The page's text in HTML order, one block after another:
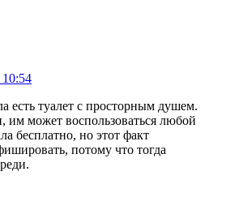
10:54
есть туалет с просторным душем.
им может воспользоваться любой
бесплатно, но этот факт
потому что тогда